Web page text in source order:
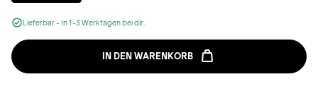
Lieferbar - In 1-3 Werktagen bei dir.
IN DEN WARENKORB